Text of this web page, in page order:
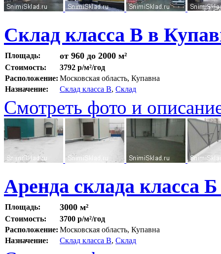
Склад класса В в
Площадь: от 960 до 2000 м²
Стоимость:
3792 р/м²/год
Расположение: Московская область, Купавна
Назначение:
Склад класса B, Склад
Смотреть фото и
Аренда склада класса
Площадь: 3000 м²
Стоимость:
3700 р/м²/год
Расположение: Московская область, Купавна
Назначение:
Склад класса B, Склад